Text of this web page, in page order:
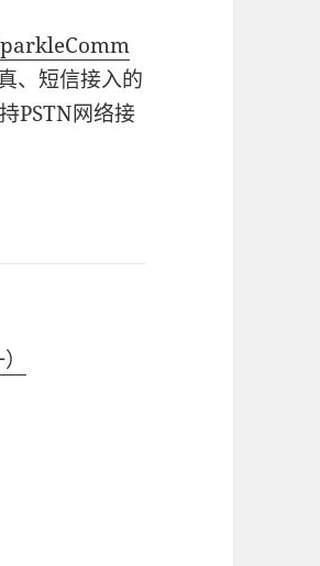
、短信接入的
PSTN网络接